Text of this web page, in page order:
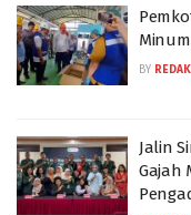
BY
Jalin
Gajah